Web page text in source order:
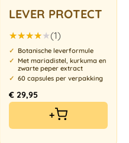
LEVER PROTECT
Gewaardeerd
4.00uit
(1)
Botanische leverformule
Met mariadistel, kurkuma en
zwarte peper extract
60 capsules per verpakking
€ 29,95
+